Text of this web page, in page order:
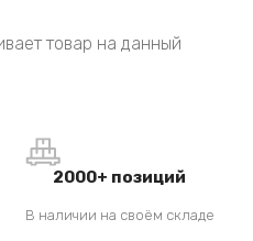
товар на данный
2000+ позиций
В наличии на своём складе